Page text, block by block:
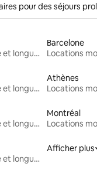
pour des séjours
Locations moyenne et longue durée
Barcelone
Locations moyenne et longue durée
Athènes
Locations moyenne et longue durée
Montréal
Locations moyenne et longue durée
Afficher plus